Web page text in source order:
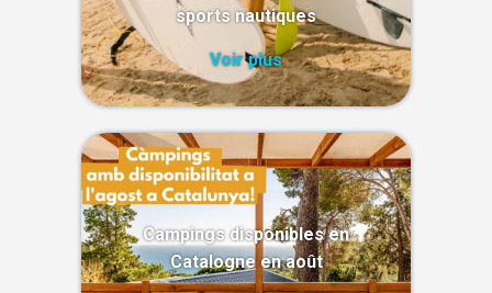
sports nautiques
Voir plus
Campings disponibles en
Catalogne en août